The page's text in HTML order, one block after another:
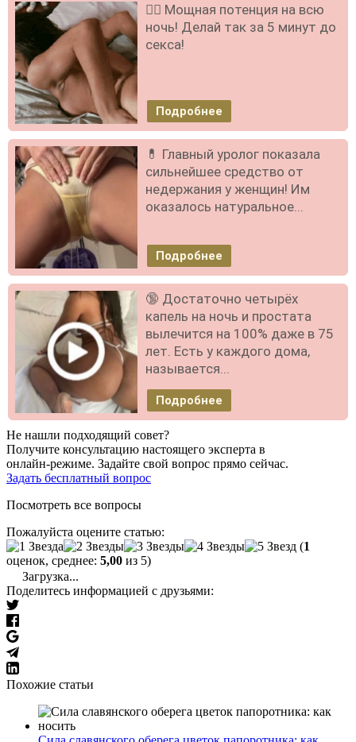
❤️‍🔥 Мощная потенция на всю
ночь! Делай так за 5 минут до
секса!
Подробнее
💊 Главный уролог показала
сильнейшее средство от
недержания у женщин! Им
оказалось натуральное...
Подробнее
🔞 Достаточно четырёх
капель на ночь и простата
вылечится на 100% даже в 75
лет. Есть у каждого дома,
называется...
Подробнее
Не нашли подходящий совет?
Получите консультацию настоящего эксперта в
онлайн-режиме. Задайте свой вопрос прямо сейчас.
Задать бесплатный вопрос
Посмотреть все вопросы
Пожалуйста оцените статью:
(1
оценок, среднее: 5,00 из 5)
Загрузка...
Поделитесь информацией с друзьями:
Похожие статьи